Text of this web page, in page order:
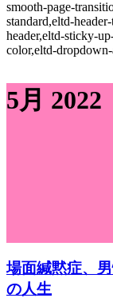
smooth-page-
standard,eltd-
header,eltd-sticky-
color,eltd-
5月 2022
場面緘黙症、
の人生